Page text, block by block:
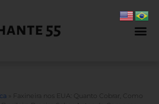
Faxineira nos EUA: Quanto Cobrar, Como